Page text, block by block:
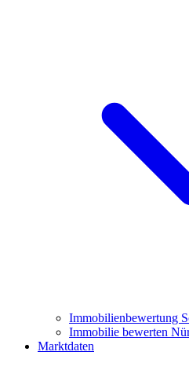
Immobilienbewertung
Immobilie bewerten
Marktdaten